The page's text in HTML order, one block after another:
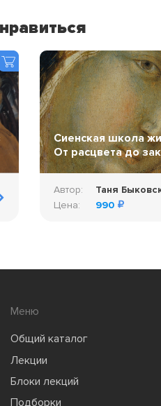
Сиенская школа
От расцвета до
Автор:
Таня
Цена:
990
Меню
Общий каталог
Лекции
Блоки лекций
Подборки